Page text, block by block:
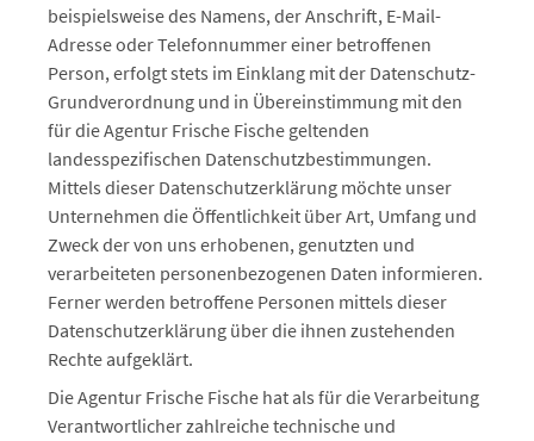
beispielsweise des Namens, der Anschrift, E-Mail-
Adresse oder Telefonnummer einer betroffenen
Person, erfolgt stets im Einklang mit der Datenschutz-
Grundverordnung und in Übereinstimmung mit den
für die Agentur Frische Fische geltenden
landesspezifischen Datenschutzbestimmungen.
Mittels dieser Datenschutzerklärung möchte unser
Unternehmen die Öffentlichkeit über Art, Umfang und
Zweck der von uns erhobenen, genutzten und
verarbeiteten personenbezogenen Daten informieren.
Ferner werden betroffene Personen mittels dieser
Datenschutzerklärung über die ihnen zustehenden
Rechte aufgeklärt.
Die Agentur Frische Fische hat als für die Verarbeitung
Verantwortlicher zahlreiche technische und